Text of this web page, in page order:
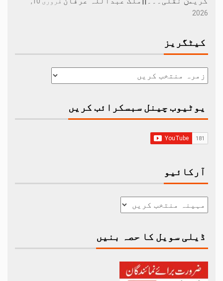
2026
کیٹگریز
یوٹیوب چینل سبسکرائب کریں
آرکائیو
ڈیلی سویل کا حصہ بنیں